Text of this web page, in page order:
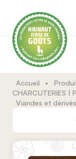
Accueil •
CHARCUTERIES |
Viandes et dérivés